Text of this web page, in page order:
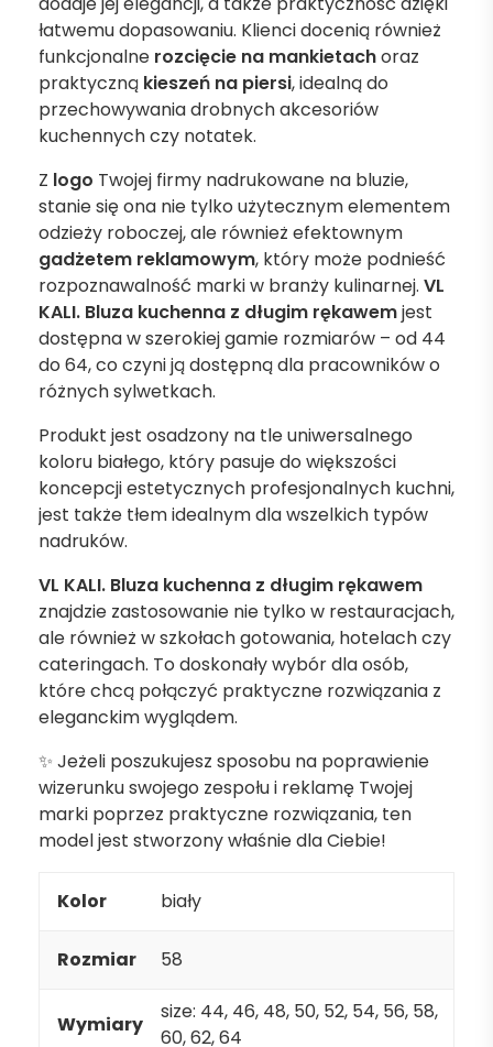
łatwemu dopasowaniu. Klienci docenią również
funkcjonalne rozcięcie na mankietachoraz
praktyczną kieszeń na piersi, idealną do
przechowywania drobnych akcesoriów
kuchennych czy notatek.
Z logo Twojej firmy nadrukowane na bluzie,
stanie się ona nie tylko użytecznym elementem
odzieży roboczej, ale również efektownym
gadżetem reklamowym, który może podnieść
rozpoznawalność marki w branży kulinarnej. VL
KALI. Bluza kuchenna z długim rękawemjest
dostępna w szerokiej gamie rozmiarów – od 44
do 64, co czyni ją dostępną dla pracowników o
różnych sylwetkach.
Produkt jest osadzony na tle uniwersalnego
koloru białego, który pasuje do większości
koncepcji estetycznych profesjonalnych kuchni,
jest także tłem idealnym dla wszelkich typów
nadruków.
VL KALI. Bluza kuchenna z długim rękawem
znajdzie zastosowanie nie tylko w restauracjach,
ale również w szkołach gotowania, hotelach czy
cateringach. To doskonały wybór dla osób,
które chcą połączyć praktyczne rozwiązania z
eleganckim wyglądem.
✨ Jeżeli poszukujesz sposobu na poprawienie
wizerunku swojego zespołu i reklamę Twojej
marki poprzez praktyczne rozwiązania, ten
model jest stworzony właśnie dla Ciebie!
Kolor biały
Rozmiar 58
Wymiary
size: 44, 46, 48, 50, 52, 54, 56, 58,
60, 62, 64